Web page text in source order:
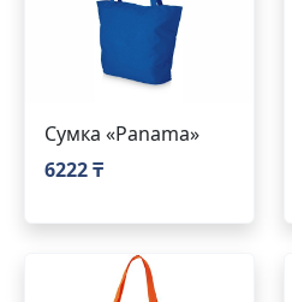
Сумка «Panama»
6222 ₸